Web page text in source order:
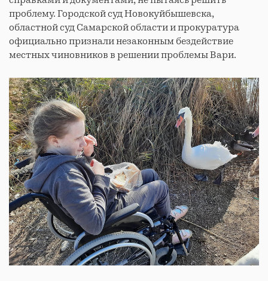
проблему. Городской суд Новокуйбышевска,
областной суд Самарской области и прокуратура
официально признали незаконным бездействие
местных чиновников в решении проблемы Вари.